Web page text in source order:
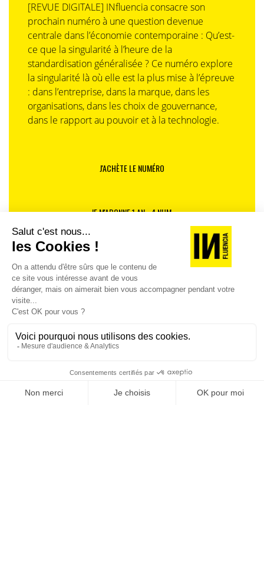
[REVUE DIGITALE] INfluencia consacre son
prochain numéro à une question devenue
centrale dans l’économie contemporaine : Qu’est-
ce que la singularité à l’heure de la
standardisation généralisée ? Ce numéro explore
la singularité là où elle est la plus mise à l’épreuve
: dans l’entreprise, dans la marque, dans les
organisations, dans les choix de gouvernance,
dans le rapport au pouvoir et à la technologie.
J'ACHÈTE LE NUMÉRO
JE M'ABONNE 1 AN - 4 NUM.
JE DÉCOUVRE LES NUMÉROS PRÉCÉDENTS
Je suis déjà abonné(e) :je consulte la revue en